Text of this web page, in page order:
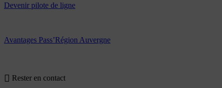
Devenir pilote de ligne
Avantages Pass’Région Auvergne
Rester en contact